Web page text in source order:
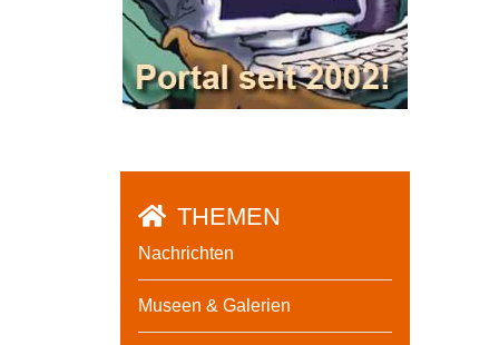
THEMEN
Nachrichten
Museen & Galerien